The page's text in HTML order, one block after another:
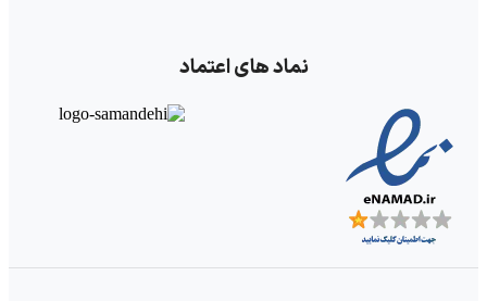
نماد های اعتماد